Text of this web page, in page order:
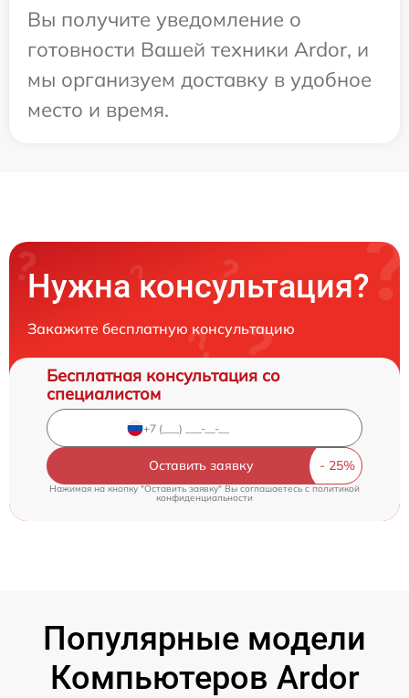
Вы получите уведомление о
готовности Вашей техники Ardor, и
мы организуем доставку в удобное
место и время.
Нужна консультация?
Закажите бесплатную консультацию
Бесплатная консультация со
специалистом
Оставить заявку
Нажимая на кнопку "Оставить заявку" Вы соглашаетесь cполитикой
конфиденциальности
Популярные модели
Компьютеров Ardor